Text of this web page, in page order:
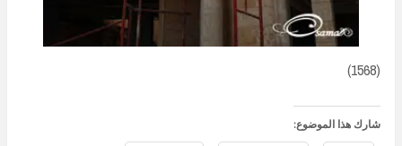
(1568)
شارك هذا الموضوع: